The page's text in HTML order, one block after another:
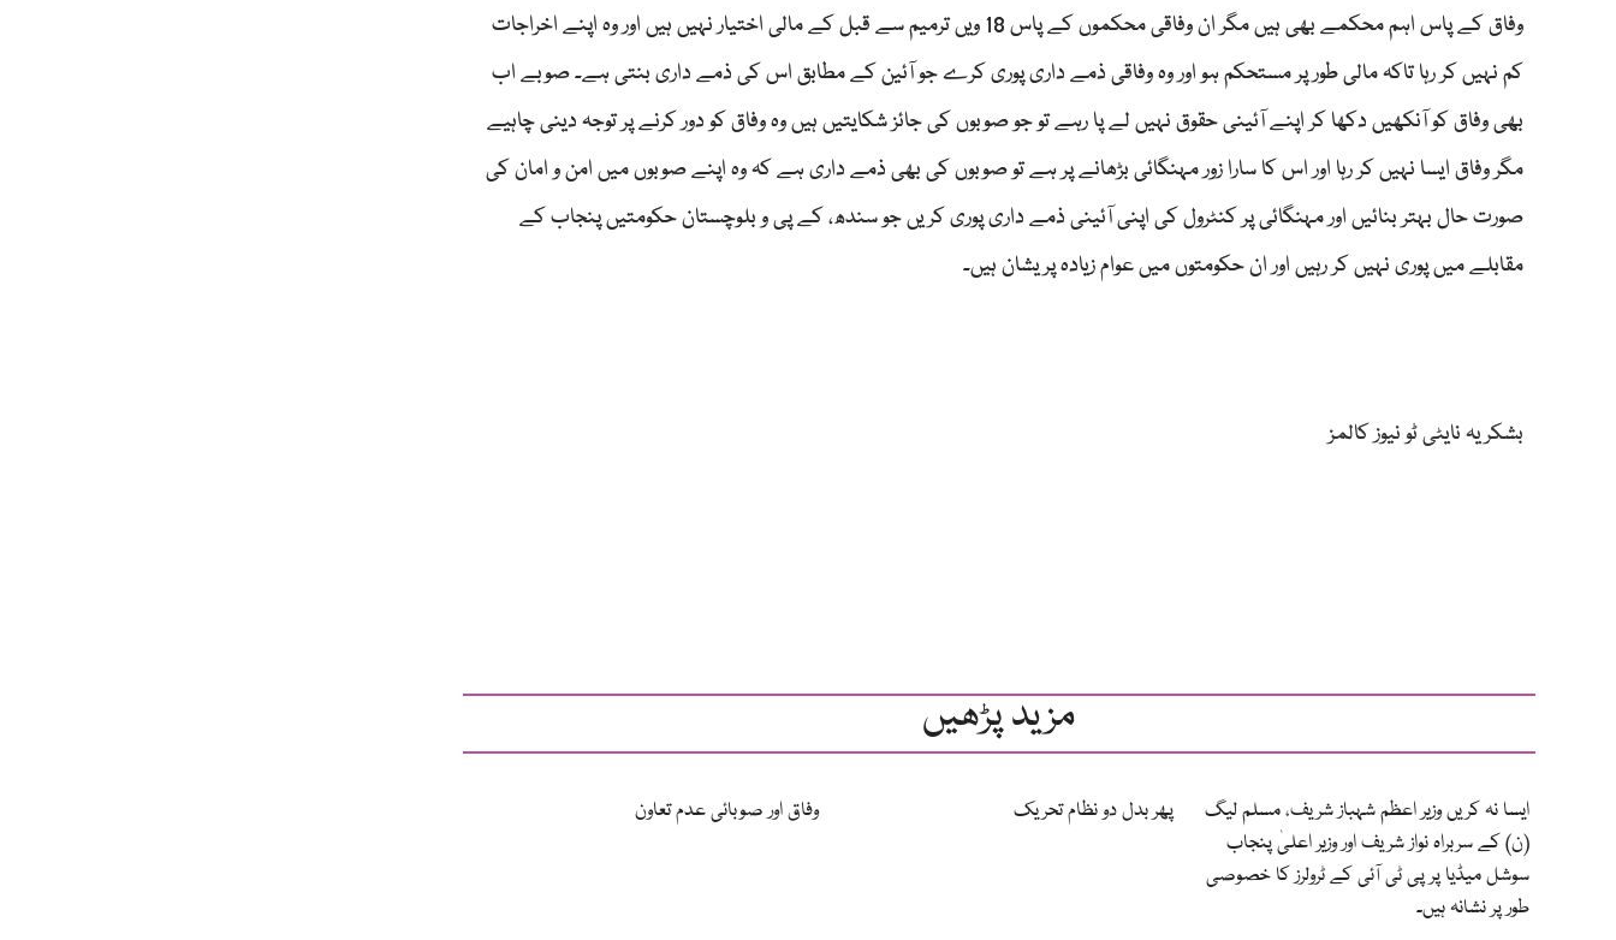
وفاق کے پاس اہم محکمے بھی ہیں مگر ان وفاقی محکموں کے پاس 18 ویں ترمیم سے قبل کے مالی اختیار نہیں ہیں اور وہ اپنے اخراجات
کم نہیں کر رہا تاکہ مالی طور پر مستحکم ہو اور وہ وفاقی ذمے داری پوری کرے جو آئین کے مطابق اس کی ذمے داری بنتی ہے۔ صوبے اب
بھی وفاق کو آنکھیں دکھا کر اپنے آئینی حقوق نہیں لے پا رہے تو جو صوبوں کی جائز شکایتیں ہیں وہ وفاق کو دور کرنے پر توجہ دینی چاہیے
مگر وفاق ایسا نہیں کر رہا اور اس کا سارا زور مہنگائی بڑھانے پر ہے تو صوبوں کی بھی ذمے داری ہے کہ وہ اپنے صوبوں میں امن و امان کی
صورت حال بہتر بنائیں اور مہنگائی پر کنٹرول کی اپنی آئینی ذمے داری پوری کریں جو سندھ، کے پی و بلوچستان حکومتیں پنجاب کے
مقابلے میں پوری نہیں کر رہیں اور ان حکومتوں میں عوام زیادہ پریشان ہیں۔
بشکریہ نایٹی ٹو نیوز کالمز
مزید پڑھیں
ایسا نہ کریں وزیر اعظم شہباز شریف، مسلم لیگ
(ن) کے سربراہ نواز شریف اور وزیر اعلیٰ پنجاب
سوشل میڈیا پر پی ٹی آئی کے ٹرولرز کا خصوصی
طور پر نشانہ ہیں۔
پھر بدل دو نظام تحریک وفاق اور صوبائی عدم تعاون